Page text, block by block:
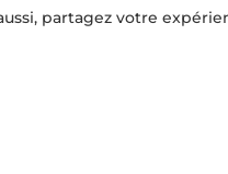
aussi, partagez votre